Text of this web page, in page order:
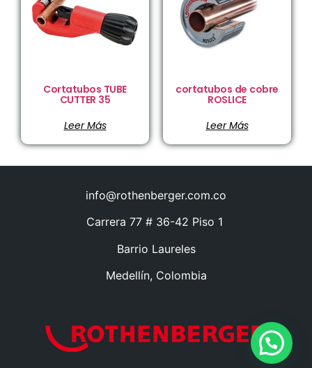
Cortatubos TUBE
CUTTER 35
Leer Más
cortatubos de cobre
ROSLICE
Leer Más
info@rothenberger.com.co
Carrera 77 # 36-42 Piso 1
Barrio Laureles
Medellín, Colombia